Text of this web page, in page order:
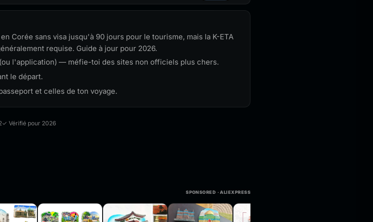
Corée sans visa jusqu'à 90 jours pour le tourisme, mais la K-ETA
requise. Guide à jour pour 2026.
l'application) — méfie-toi des sites non officiels plus chers.
le départ.
et celles de ton voyage.
✓ Vérifié pour 2026
SPONSORED · ALIEXPRESS